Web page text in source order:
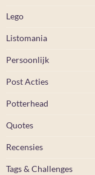
Lego
Listomania
Persoonlijk
Post Acties
Potterhead
Quotes
Recensies
Tags & Challenges